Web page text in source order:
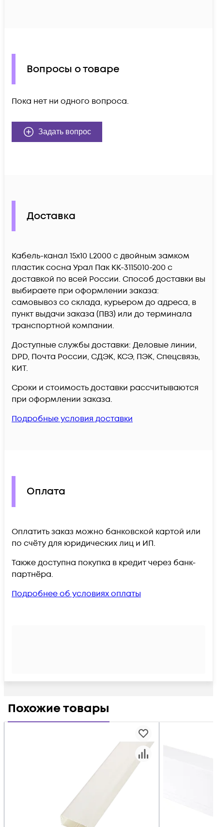
Вопросы о товаре
Пока нет ни одного вопроса.
Задать вопрос
Доставка
Кабель-канал 15х10 L2000 с двойным замком
пластик сосна Урал Пак КК-3115010-200 c
доставкой по всей России. Способ доставки вы
выбираете при оформлении заказа:
самовывоз со склада, курьером до адреса, в
пункт выдачи заказа (ПВЗ) или до терминала
транспортной компании.
Доступные службы доставки: Деловые линии,
DPD, Почта России, СДЭК, КСЭ, ПЭК, Спецсвязь,
КИТ.
Сроки и стоимость доставки рассчитываются
при оформлении заказа.
Подробные условия доставки
Оплата
Оплатить заказ можно банковской картой или
по счёту для юридических лиц и ИП.
Также доступна покупка в кредит через банк-
партнёра.
Подробнее об условиях оплаты
Похожие товары